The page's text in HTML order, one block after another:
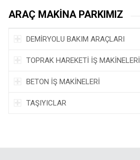
ARAÇ MAKİNA PARKIMIZ
DEMİRYOLU BAKIM ARAÇLARI
TOPRAK HAREKETİ İŞ MAKİNELERİ
BETON İŞ MAKİNELERİ
TAŞIYICLAR